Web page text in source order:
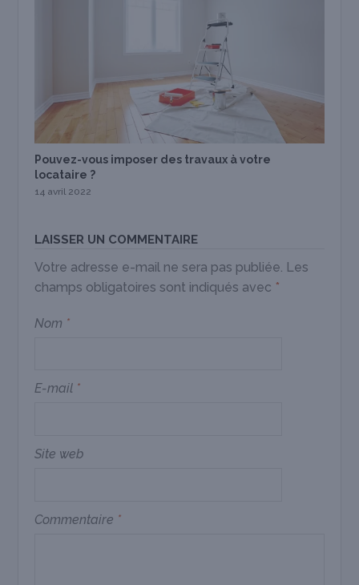
Pouvez-vous imposer des travaux à votre
locataire ?
14 avril 2022
LAISSER UN COMMENTAIRE
Votre adresse e-mail ne sera pas publiée. Les
champs obligatoires sont indiqués avec *
Nom *
E-mail *
Site web
Commentaire *